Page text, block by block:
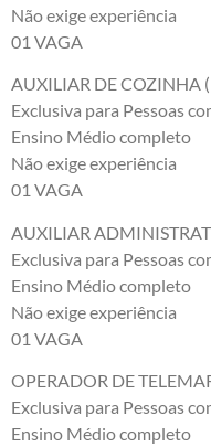
Não exige experiência
01 VAGA
AUXILIAR DE COZINHA
Exclusiva para Pessoas
Ensino Médio completo
Não exige experiência
01 VAGA
AUXILIAR
Exclusiva para Pessoas
Ensino Médio completo
Não exige experiência
01 VAGA
OPERADOR DE
Exclusiva para Pessoas
Ensino Médio completo